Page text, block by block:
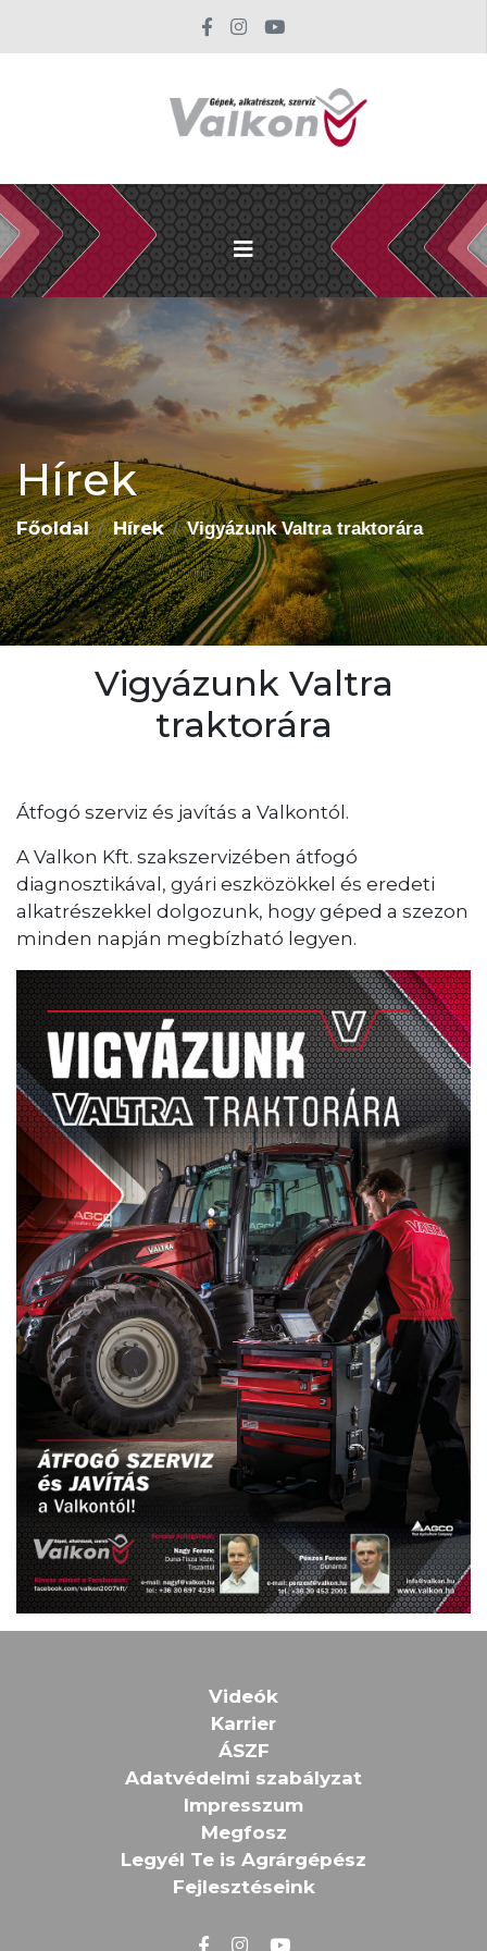
Hírek
Főoldal Hírek Vigyázunk Valtra traktorára
Vigyázunk Valtra
traktorára
Átfogó szerviz és javítás a Valkontól.
A Valkon Kft. szakszervizében átfogó
diagnosztikával, gyári eszközökkel és eredeti
alkatrészekkel dolgozunk, hogy géped a szezon
minden napján megbízható legyen.
Videók
Karrier
ÁSZF
Adatvédelmi szabályzat
Impresszum
Megfosz
Legyél Te is Agrárgépész
Fejlesztéseink